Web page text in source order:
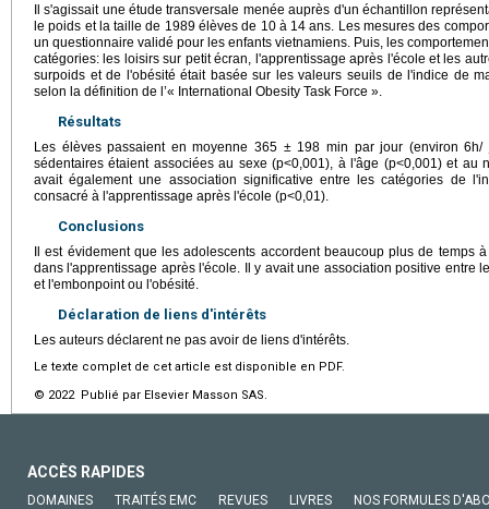
Il s'agissait une étude transversale menée auprès d'un échantillon
le poids et la taille de 1989 élèves de 10 à 14 ans. Les mesures des
un questionnaire validé pour les enfants vietnamiens. Puis, les
catégories: les loisirs sur petit écran, l'apprentissage après l'école et les
surpoids et de l'obésité était basée sur les valeurs seuils de l'indice de
selon la définition de l’« International Obesity Task Force ».
Résultats
Les élèves passaient en moyenne 365 ± 198 min par jour (environ
sédentaires étaient associées au sexe (p<0,001), à l'âge (p<0,001) et au
avait également une association significative entre les catégories de
consacré à l'apprentissage après l'école (p<0,01).
Conclusions
Il est évidement que les adolescents accordent beaucoup plus de temps
dans l'apprentissage après l'école. Il y avait une association positive entre
et l'embonpoint ou l'obésité.
Déclaration de liens d'intérêts
Les auteurs déclarent ne pas avoir de liens d'intérêts.
Le texte complet de cet article est disponible en PDF.
© 2022 Publié par Elsevier Masson SAS.
ACCÈS RAPIDES
DOMAINES TRAITÉS EMC REVUES LIVRES NOS FORMULES